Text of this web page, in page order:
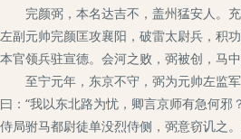
完颜弼，本名达吉不，盖州猛安人。充
左副元帅完颜匡攻襄阳，破雷太尉兵，积
本官领兵驻宣德。会河之败，弼被创，马
至宁元年，东京不守，弼为元帅左监军
曰：“我以东北路为忧，卿言京师有急何
侍局驸马都尉徒单没烈侍侧，弼意窃讥之